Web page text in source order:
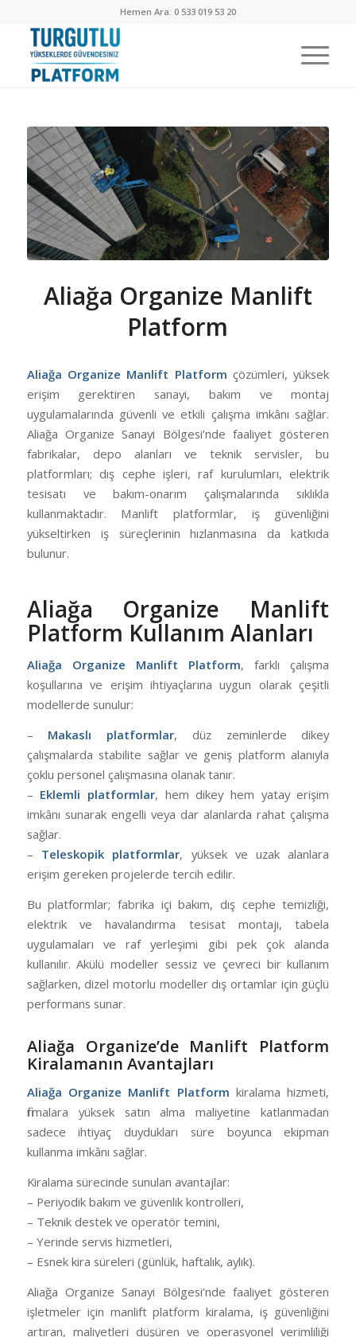
Hemen Ara: 0 533 019 53 20
Aliağa Organize Manlift
Platform
Aliağa Organize Manlift Platform çözümleri, yüksek
erişim gerektiren sanayi, bakım ve montaj
uygulamalarında güvenli ve etkili çalışma imkânı sağlar.
Aliağa Organize Sanayi Bölgesi’nde faaliyet gösteren
fabrikalar, depo alanları ve teknik servisler, bu
platformları; dış cephe işleri, raf kurulumları, elektrik
tesisatı ve bakım-onarım çalışmalarında sıklıkla
kullanmaktadır. Manlift platformlar, iş güvenliğini
yükseltirken iş süreçlerinin hızlanmasına da katkıda
bulunur.
Aliağa Organize Manlift
Platform Kullanım Alanları
Aliağa Organize Manlift Platform, farklı çalışma
koşullarına ve erişim ihtiyaçlarına uygun olarak çeşitli
modellerde sunulur:
– Makaslı platformlar, düz zeminlerde dikey
çalışmalarda stabilite sağlar ve geniş platform alanıyla
çoklu personel çalışmasına olanak tanır.
– Eklemli platformlar, hem dikey hem yatay erişim
imkânı sunarak engelli veya dar alanlarda rahat çalışma
sağlar.
– Teleskopik platformlar, yüksek ve uzak alanlara
erişim gereken projelerde tercih edilir.
Bu platformlar; fabrika içi bakım, dış cephe temizliği,
elektrik ve havalandırma tesisat montajı, tabela
uygulamaları ve raf yerleşimi gibi pek çok alanda
kullanılır. Akülü modeller sessiz ve çevreci bir kullanım
sağlarken, dizel motorlu modeller dış ortamlar için güçlü
performans sunar.
Aliağa Organize’de Manlift Platform
Kiralamanın Avantajları
Aliağa Organize Manlift Platform kiralama hizmeti,
firmalara yüksek satın alma maliyetine katlanmadan
sadece ihtiyaç duydukları süre boyunca ekipman
kullanma imkânı sağlar.
Kiralama sürecinde sunulan avantajlar:
– Periyodik bakım ve güvenlik kontrolleri,
– Teknik destek ve operatör temini,
– Yerinde servis hizmetleri,
– Esnek kira süreleri (günlük, haftalık, aylık).
Aliağa Organize Sanayi Bölgesi’nde faaliyet gösteren
işletmeler için manlift platform kiralama, iş güvenliğini
artıran, maliyetleri düşüren ve operasyonel verimliliği